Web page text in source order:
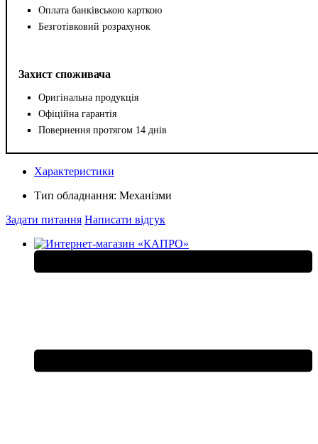
Оплата банківською карткою
Безготівковий розрахунок
Захист споживача
Оригінальна продукція
Офіційна гарантія
Повернення протягом 14 днів
Характеристики
Тип обладнання: Механізми
Задати питання Написати відгук